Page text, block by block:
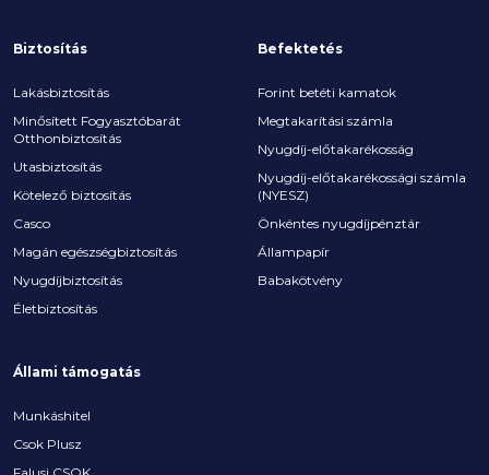
Biztosítás
Lakásbiztosítás
Minősített Fogyasztóbarát
Otthonbiztosítás
Utasbiztosítás
Kötelező biztosítás
Casco
Magán egészségbiztosítás
Nyugdíjbiztosítás
Életbiztosítás
Befektetés
Forint betéti kamatok
Megtakarítási számla
Nyugdíj-előtakarékosság
Nyugdíj-előtakarékossági számla
(NYESZ)
Önkéntes nyugdíjpénztár
Állampapír
Babakötvény
Állami támogatás
Munkáshitel
Csok Plusz